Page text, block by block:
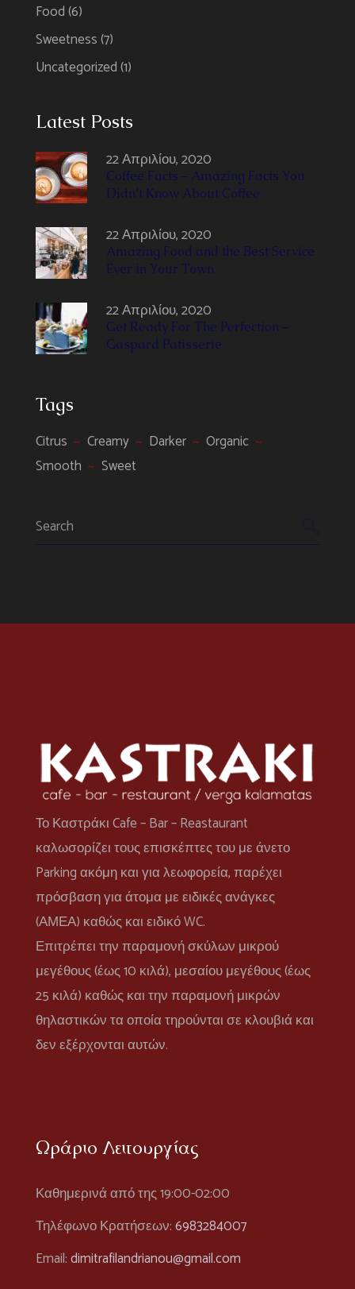
Food(6)
Sweetness(7)
Uncategorized(1)
Latest Posts
22 Απριλίου, 2020
Coffee Facts – Amazing Facts You
Didn’t Know About Coffee
22 Απριλίου, 2020
Amazing Food and the Best Service
Ever in Your Town
22 Απριλίου, 2020
Get Ready For The Perfection –
Gaspard Patisserie
Tags
Citrus Creamy Darker
Organic
Smooth
Sweet
Το Καστράκι Cafe – Bar – Reastaurant
καλωσορίζει τους επισκέπτες του με άνετο
Parking ακόμη και για λεωφορεία, παρέχει
πρόσβαση για άτομα με ειδικές ανάγκες
(ΑΜΕΑ) καθώς και ειδικό WC.
Επιτρέπει την παραμονή σκύλων μικρού
μεγέθους (έως 10 κιλά), μεσαίου μεγέθους (έως
25 κιλά) καθώς και την παραμονή μικρών
θηλαστικών τα οποία τηρούνται σε κλουβιά και
δεν εξέρχονται αυτών.
Ωράριο Λειτουργίας
Καθημερινά από της 19:00-02:00
Τηλέφωνο Κρατήσεων:6983284007
Email:dimitrafilandrianou@gmail.com